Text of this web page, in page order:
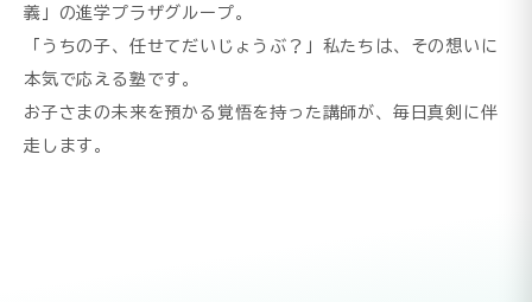
義」の進学プラザグループ。
「うちの子、任せてだいじょうぶ？」私たちは、その想いに
本気で応える塾です。
お子さまの未来を預かる覚悟を持った講師が、毎日真剣に伴
走します。